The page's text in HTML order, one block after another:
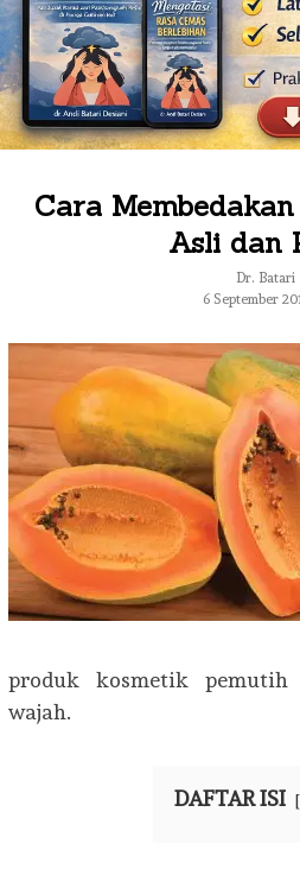
Cara
Asli dan
Dr. Batari
6 September
produk kosmetik
wajah.
DAFTAR ISI